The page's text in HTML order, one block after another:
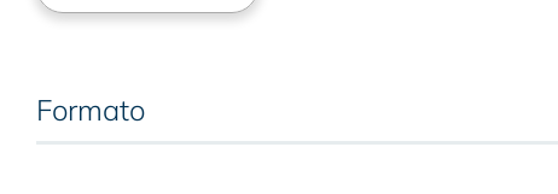
Formato